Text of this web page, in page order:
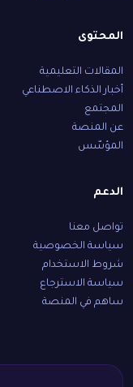
المحتوى
المقالات التعليمية
أخبار الذكاء الاصطناعي
المجتمع
عن المنصة
المؤسّس
الدعم
تواصل معنا
سياسة الخصوصية
شروط الاستخدام
سياسة الاسترجاع
ساهم في المنصة